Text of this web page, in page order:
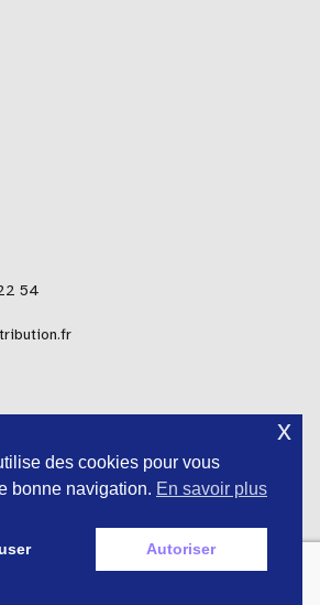
Tous droits réservés
54
English
Spanish
Polish
des cookies pour vous
bonne navigation. En savoir plus
Autoriser
x